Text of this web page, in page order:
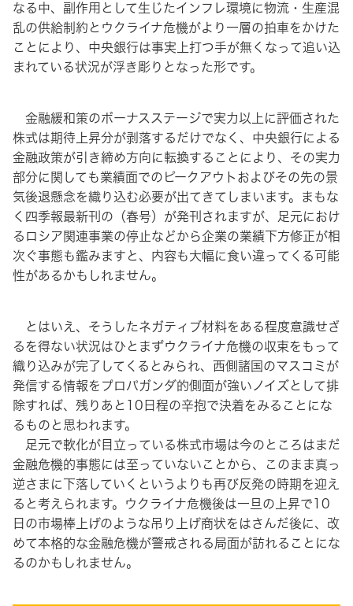
なる中、副作用として生じたインフレ環境に物流・生産混
乱の供給制約とウクライナ危機がより一層の拍車をかけた
ことにより、中央銀行は事実上打つ手が無くなって追い込
まれている状況が浮き彫りとなった形です。
金融緩和策のボーナスステージで実力以上に評価された
株式は期待上昇分が剥落するだけでなく、中央銀行による
金融政策が引き締め方向に転換することにより、その実力
部分に関しても業績面でのピークアウトおよびその先の景
気後退懸念を織り込む必要が出てきてしまいます。まもな
く四季報最新刊の（春号）が発刊されますが、足元におけ
るロシア関連事業の停止などから企業の業績下方修正が相
次ぐ事態も鑑みますと、内容も大幅に食い違ってくる可能
性があるかもしれません。
とはいえ、そうしたネガティブ材料をある程度意識せざ
るを得ない状況はひとまずウクライナ危機の収束をもって
織り込みが完了してくるとみられ、西側諸国のマスコミが
発信する情報をプロパガンダ的側面が強いノイズとして排
除すれば、残りあと10日程の辛抱で決着をみることにな
るものと思われます。
足元で軟化が目立っている株式市場は今のところはまだ
金融危機的事態には至っていないことから、このまま真っ
逆さまに下落していくというよりも再び反発の時期を迎え
ると考えられます。ウクライナ危機後は一旦の上昇で10
日の市場棒上げのような吊り上げ商状をはさんだ後に、改
めて本格的な金融危機が警戒される局面が訪れることにな
るのかもしれません。